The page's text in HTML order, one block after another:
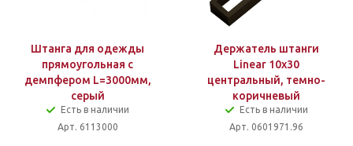
Штанга для одежды
прямоугольная c
демпфером L=3000мм,
серый
Есть в наличии
Арт. 6113000
Держатель штанги
Linear 10х30
центральный, темно-
коричневый
Есть в наличии
Арт. 0601971.96